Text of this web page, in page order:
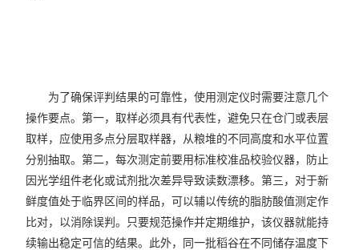
为了确保评判结果的可靠性，使用测定仪时需要注意几个
操作要点。第一，取样必须具有代表性，避免只在仓门或表层
取样，应使用多点分层取样器，从粮堆的不同高度和水平位置
分别抽取。第二，每次测定前要用标准校准品校验仪器，防止
因光学组件老化或试剂批次差异导致读数漂移。第三，对于新
鲜度值处于临界区间的样品，可以辅以传统的脂肪酸值测定作
比对，以消除误判。只要规范操作并定期维护，该仪器就能持
续输出稳定可信的结果。此外，同一批稻谷在不同储存温度下